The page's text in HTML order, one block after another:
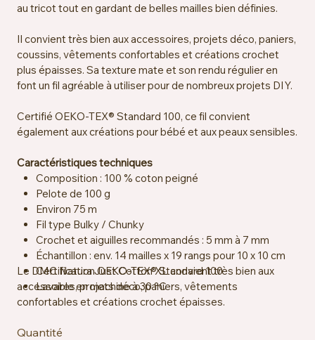
au tricot tout en gardant de belles mailles bien définies.
Il convient très bien aux accessoires, projets déco, paniers,
coussins, vêtements confortables et créations crochet
plus épaisses. Sa texture mate et son rendu régulier en
font un fil agréable à utiliser pour de nombreux projets DIY.
Certifié OEKO-TEX® Standard 100, ce fil convient
également aux créations pour bébé et aux peaux sensibles.
Caractéristiques techniques
Composition : 100 % coton peigné
Pelote de 100 g
Environ 75 m
Fil type Bulky / Chunky
Crochet et aiguilles recommandés : 5 mm à 7 mm
Échantillon : env. 14 mailles x 19 rangs pour 10 x 10 cm
Certification OEKO-TEX® Standard 100
Lavable en machine à 30 °C
Le DMC Natura Just Cotton XL convient très bien aux
accessoires, projets déco, paniers, vêtements
confortables et créations crochet épaisses.
Quantité